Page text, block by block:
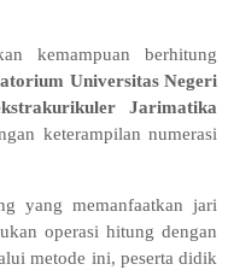
kemampuan berhitung
Universitas Negeri
Jarimatika
keterampilan numerasi
yang memanfaatkan jari
operasi hitung dengan
metode ini, peserta didik